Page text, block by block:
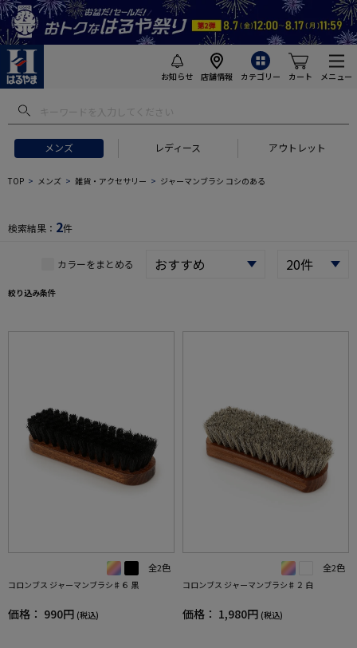
お知らせ 店舗情報 カテゴリー カート メニュー
メンズ レディース アウトレット
フトにおすすめ #セットアップ スーツ
TOP メンズ 雑貨・アクセサリー ジャーマンブラシ コシのある
検索結果： 2件
カラーをまとめる
絞り込み条件
全2色
コロンブス ジャーマンブラシ♯６ 黒
価格： 990円 (税込)
全2色
コロンブス ジャーマンブラシ♯２ 白
価格： 1,980円 (税込)